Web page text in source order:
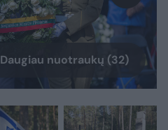
Daugiau nuotraukų (32)